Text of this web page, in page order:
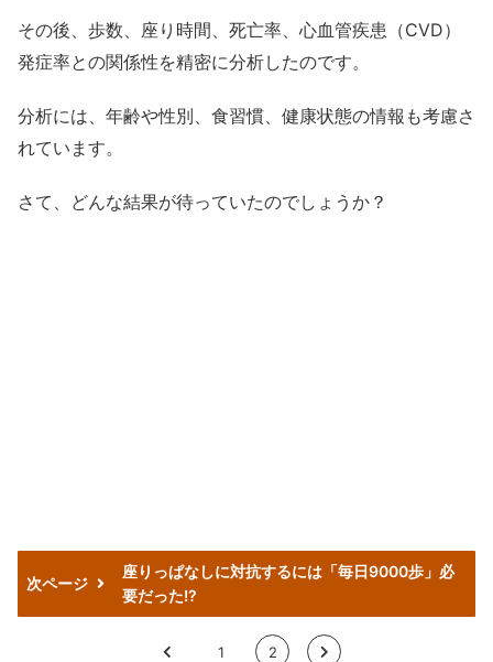
その後、歩数、座り時間、死亡率、心血管疾患（CVD）
発症率との関係性を精密に分析したのです。
分析には、年齢や性別、食習慣、健康状態の情報も考慮さ
れています。
さて、どんな結果が待っていたのでしょうか？
次ページ
座りっぱなしに対抗するには「毎日9000歩」必
要だった!?
< 1 2 >